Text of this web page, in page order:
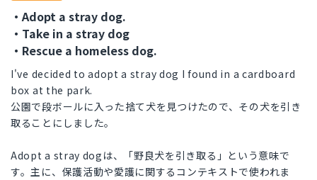
・Adopt a stray dog.
・Take in a stray dog
・Rescue a homeless dog.
I've decided to adopt a stray dog I found in a cardboard
box at the park.
公園で段ボールに入った捨て犬を見つけたので、その犬を引き
取ることにしました。
Adopt a stray dogは、「野良犬を引き取る」という意味で
す。主に、保護活動や愛護に関するコンテキストで使われま